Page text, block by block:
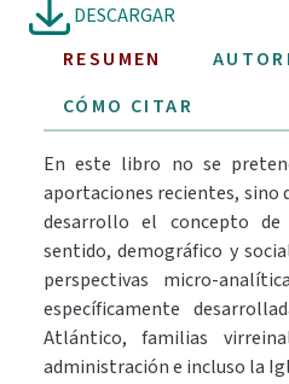
DESCARGAR
RESUMEN
CÓMO CITAR
En este libro no se
aportaciones recientes, sino
desarrollo el concepto
sentido, demográfico y
perspectivas micro-
específicamente
Atlántico, familias
administración e incluso la